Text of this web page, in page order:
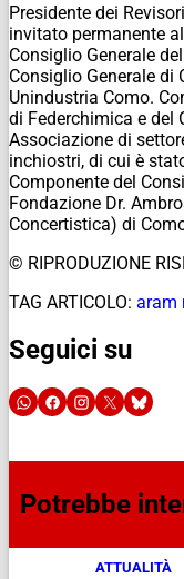
Presidente dei
invitato permanente
Consiglio Generale
Consiglio Generale di
Unindustria Como.
di Federchimica e del
Associazione di
inchiostri, di cui è
Componente del
Fondazione Dr.
Concertistica) di
© RIPRODUZIONE
TAG ARTICOLO: aram
Seguici su
Potrebbe
ATTUALITÀ